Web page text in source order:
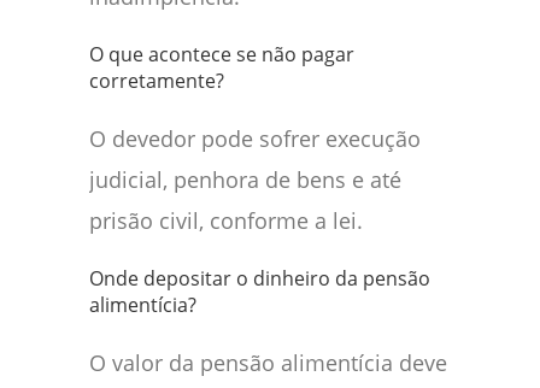
O que acontece se não pagar
corretamente?
O devedor pode sofrer execução
judicial, penhora de bens e até
prisão civil, conforme a lei.
Onde depositar o dinheiro da pensão
alimentícia?
O valor da pensão alimentícia deve